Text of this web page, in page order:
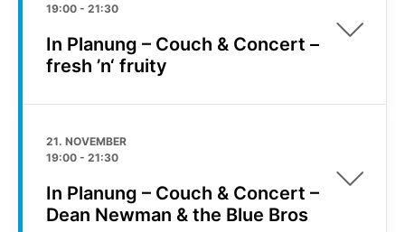
19:00 - 21:30
In Planung – Couch & Concert –
fresh ’n‘ fruity
21. NOVEMBER
19:00 - 21:30
In Planung – Couch & Concert –
Dean Newman & the Blue Bros